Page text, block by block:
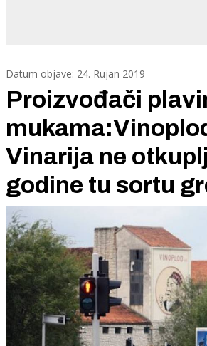
Datum objave: 24. Rujan 2019
Proizvođači
Vinarija ne
godine tu sortu